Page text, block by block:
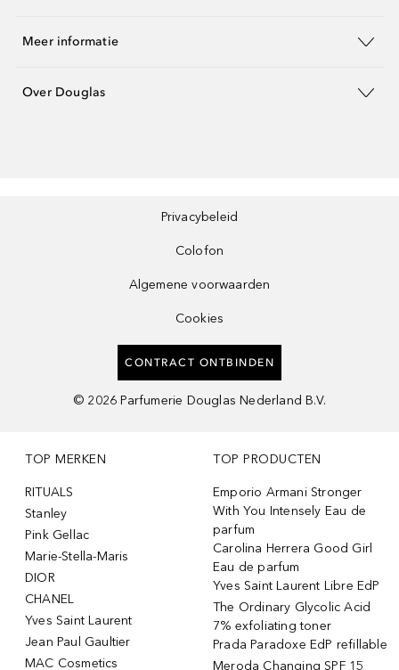
Meer informatie
Over Douglas
Privacybeleid
Colofon
Algemene voorwaarden
Cookies
CONTRACT ONTBINDEN
© 2026 Parfumerie Douglas Nederland B.V.
TOP MERKEN
RITUALS
Stanley
Pink Gellac
Marie-Stella-Maris
DIOR
CHANEL
Yves Saint Laurent
Jean Paul Gaultier
MAC Cosmetics
TOP PRODUCTEN
Emporio Armani Stronger
With You Intensely Eau de
parfum
Carolina Herrera Good Girl
Eau de parfum
Yves Saint Laurent Libre EdP
The Ordinary Glycolic Acid
7% exfoliating toner
Prada Paradoxe EdP refillable
Meroda Changing SPF 15